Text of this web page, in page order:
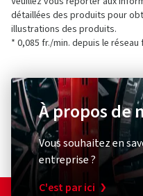
détaillées des produits pour
illustrations des produits.
* 0,085 fr./min. depuis le réseau
À propos de
Vous souhaitez en
entreprise ?
C'est par ici